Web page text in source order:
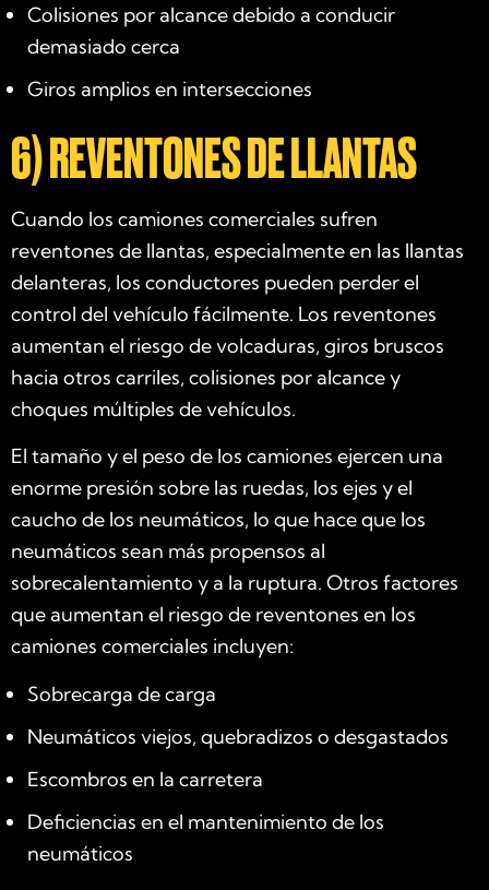
Colisiones por alcance debido a conducir
demasiado cerca
Giros amplios en intersecciones
6) REVENTONES DE LLANTAS
Cuando los camiones comerciales sufren
reventones de llantas, especialmente en las llantas
delanteras, los conductores pueden perder el
control del vehículo fácilmente. Los reventones
aumentan el riesgo de volcaduras, giros bruscos
hacia otros carriles, colisiones por alcance y
choques múltiples de vehículos.
El tamaño y el peso de los camiones ejercen una
enorme presión sobre las ruedas, los ejes y el
caucho de los neumáticos, lo que hace que los
neumáticos sean más propensos al
sobrecalentamiento y a la ruptura. Otros factores
que aumentan el riesgo de reventones en los
camiones comerciales incluyen:
Sobrecarga de carga
Neumáticos viejos, quebradizos o desgastados
Escombros en la carretera
Deficiencias en el mantenimiento de los
neumáticos